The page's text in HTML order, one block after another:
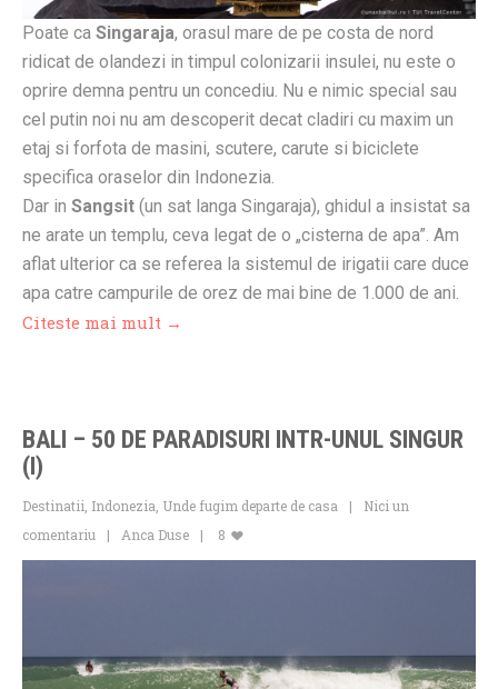
Poate ca Singaraja, orasul mare de pe costa de nord
ridicat de olandezi in timpul colonizarii insulei, nu este o
oprire demna pentru un concediu. Nu e nimic special sau
cel putin noi nu am descoperit decat cladiri cu maxim un
etaj si forfota de masini, scutere, carute si biciclete
specifica oraselor din Indonezia.
Dar in Sangsit (un sat langa Singaraja), ghidul a insistat sa
ne arate un templu, ceva legat de o „cisterna de apa”. Am
aflat ulterior ca se referea la sistemul de irigatii care duce
apa catre campurile de orez de mai bine de 1.000 de ani.
Citeste mai mult →
BALI – 50 DE PARADISURI INTR-UNUL SINGUR
(I)
Destinatii Indonezia Unde fugim departe de casa
Nici un
comentariu
Anca Duse 8